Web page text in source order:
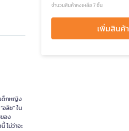
เด็กหญิง
ลิซ” ใน
อง
ไม่ว่าจะ
จำนวนสินค้าคงเหลือ 7 ชิ้น
เพิ่มสินค้า